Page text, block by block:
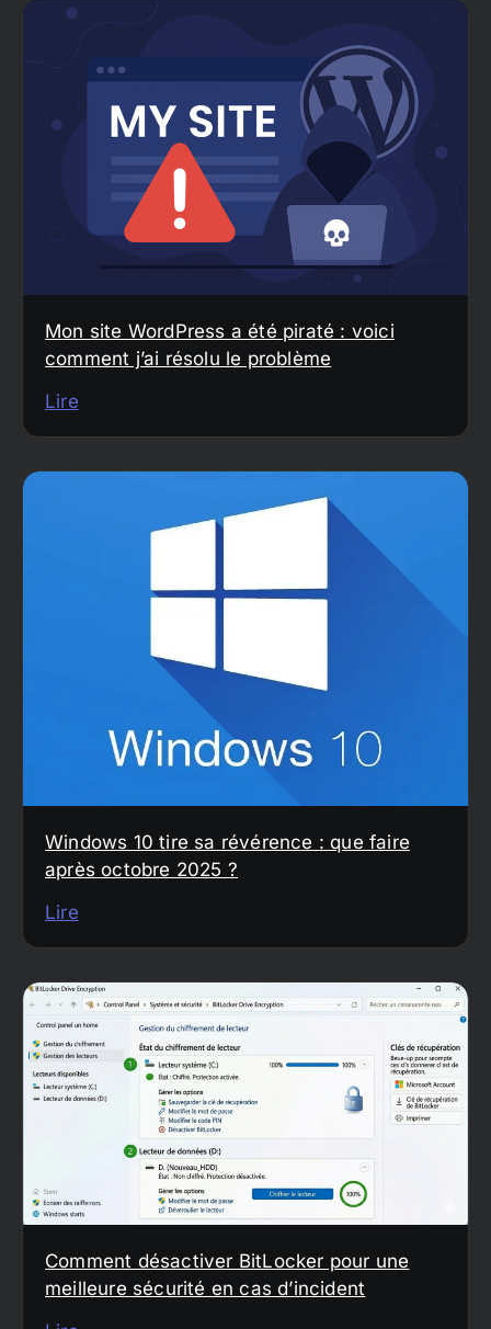
Mon site WordPress a été piraté : voici
comment j’ai résolu le problème
Lire
Windows 10 tire sa révérence : que faire
après octobre 2025 ?
Lire
Comment désactiver BitLocker pour une
meilleure sécurité en cas d’incident